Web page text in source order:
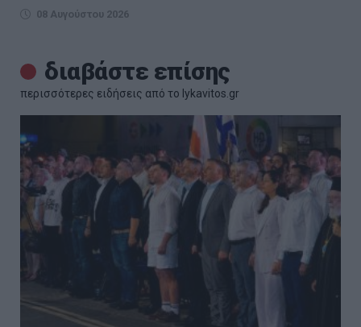
08 Αυγούστου 2026
διαβάστε επίσης
περισσότερες ειδήσεις από το lykavitos.gr